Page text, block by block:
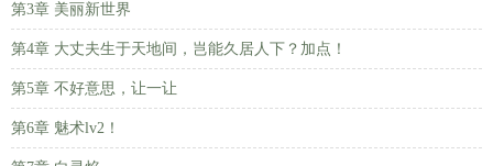
第3章 美丽新世界
第4章 大丈夫生于天地间，岂能久居人下？加点！
第5章 不好意思，让一让
第6章 魅术lv2！